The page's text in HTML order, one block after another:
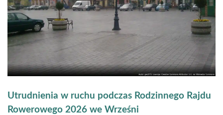
Utrudnienia w ruchu podczas Rodzinnego Rajdu
Rowerowego 2026 we Wrześni